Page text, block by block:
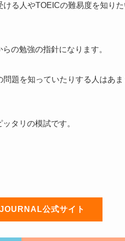
る人やTOEICの難易度を知り
の勉強の指針になります。
題を知っていたりする人はあ
タリの模試です。
公式サイト